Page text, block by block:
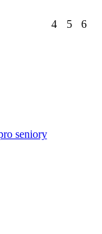
4 5 6
seniory